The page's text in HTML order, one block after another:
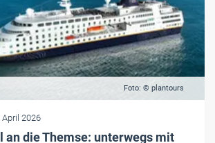
Foto: © plantours
April 2026
an die Themse: unterwegs mit